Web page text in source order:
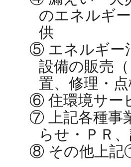
のエネルギ
供
⑤ エネルギー
設備の販売
置、修理・
⑥ 住環境サー
⑦ 上記各種事
らせ・ＰＲ
⑧ その他上記